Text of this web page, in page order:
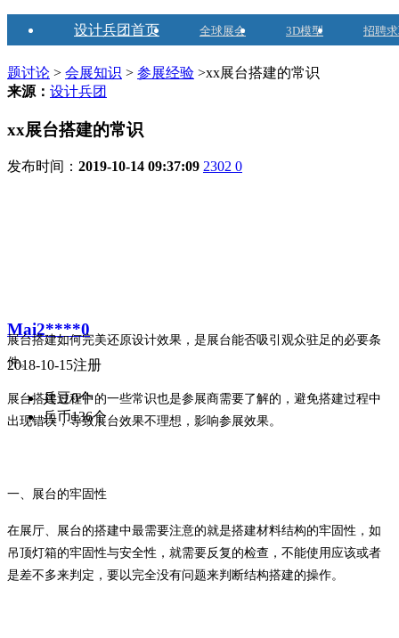
设计兵团首页 全球展会 3D模型 招聘
题讨论 > 会展知识 > 参展经验 >xx展台搭建的常识
来源： 设计兵团
xx展台搭建的常识
发布时间： 2019-10-14 09:37:09 2302 0
Mai2****0
2018-10-15注册
兵豆0个
兵币136个
展台搭建如何完美还原设计效果，是展台能否吸引观众驻足的必要条
件。
展台搭建过程中的一些常识也是参展商需要了解的，避免搭建过程中
出现错误，导致展台效果不理想，影响参展效果。
一、展台的牢固性
在展厅、展台的搭建中最需要注意的就是搭建材料结构的牢固性，如
吊顶灯箱的牢固性与安全性，就需要反复的检查，不能使用应该或者
是差不多来判定，要以完全没有问题来判断结构搭建的操作。